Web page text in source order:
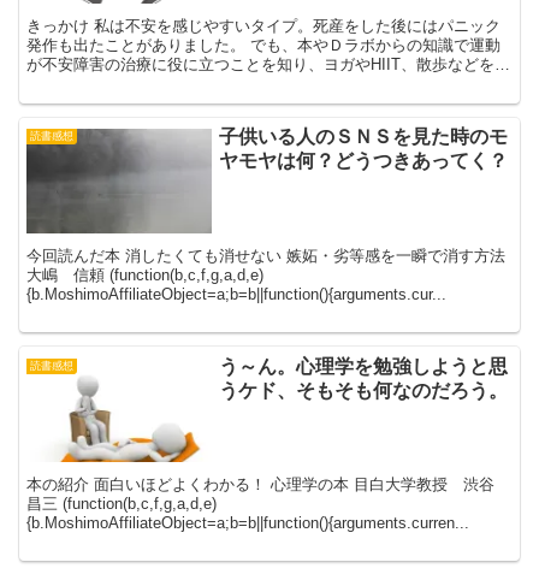
きっかけ 私は不安を感じやすいタイプ。死産をした後にはパニック
発作も出たことがありました。 でも、本やＤラボからの知識で運動
が不安障害の治療に役に立つことを知り、ヨガやHIIT、散歩などを取
読書感想
子供いる人のＳＮＳを見た時のモ
ヤモヤは何？どうつきあってく？
今回読んだ本 消したくても消せない 嫉妬・劣等感を一瞬で消す方法
大嶋 信頼 (function(b,c,f,g,a,d,e)
{b.MoshimoAffiliateObject=a;b=b||function(){arguments.cur...
読書感想
う～ん。心理学を勉強しようと思
うケド、そもそも何なのだろう。
本の紹介 面白いほどよくわかる！ 心理学の本 目白大学教授 渋谷
昌三 (function(b,c,f,g,a,d,e)
{b.MoshimoAffiliateObject=a;b=b||function(){arguments.curren...